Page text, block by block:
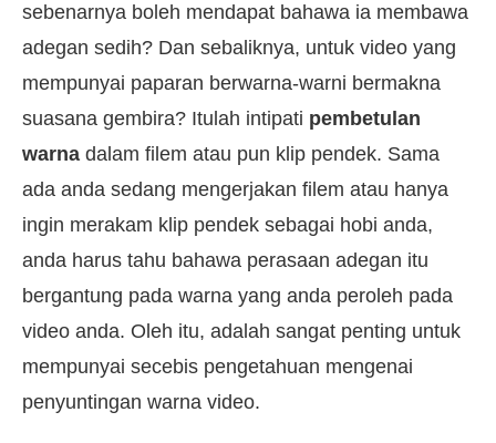
sebenarnya boleh mendapat bahawa ia membawa
adegan sedih? Dan sebaliknya, untuk video yang
mempunyai paparan berwarna-warni bermakna
suasana gembira? Itulah intipati pembetulan
warna dalam filem atau pun klip pendek. Sama
ada anda sedang mengerjakan filem atau hanya
ingin merakam klip pendek sebagai hobi anda,
anda harus tahu bahawa perasaan adegan itu
bergantung pada warna yang anda peroleh pada
video anda. Oleh itu, adalah sangat penting untuk
mempunyai secebis pengetahuan mengenai
penyuntingan warna video.